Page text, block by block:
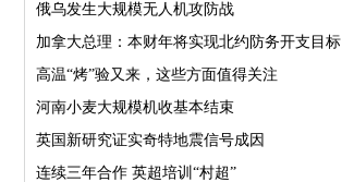
俄乌发生大规模无人机攻防战
加拿大总理：本财年将实现北约防务开支目标
高温“烤”验又来，这些方面值得关注
河南小麦大规模机收基本结束
英国新研究证实奇特地震信号成因
连续三年合作 英超培训“村超”